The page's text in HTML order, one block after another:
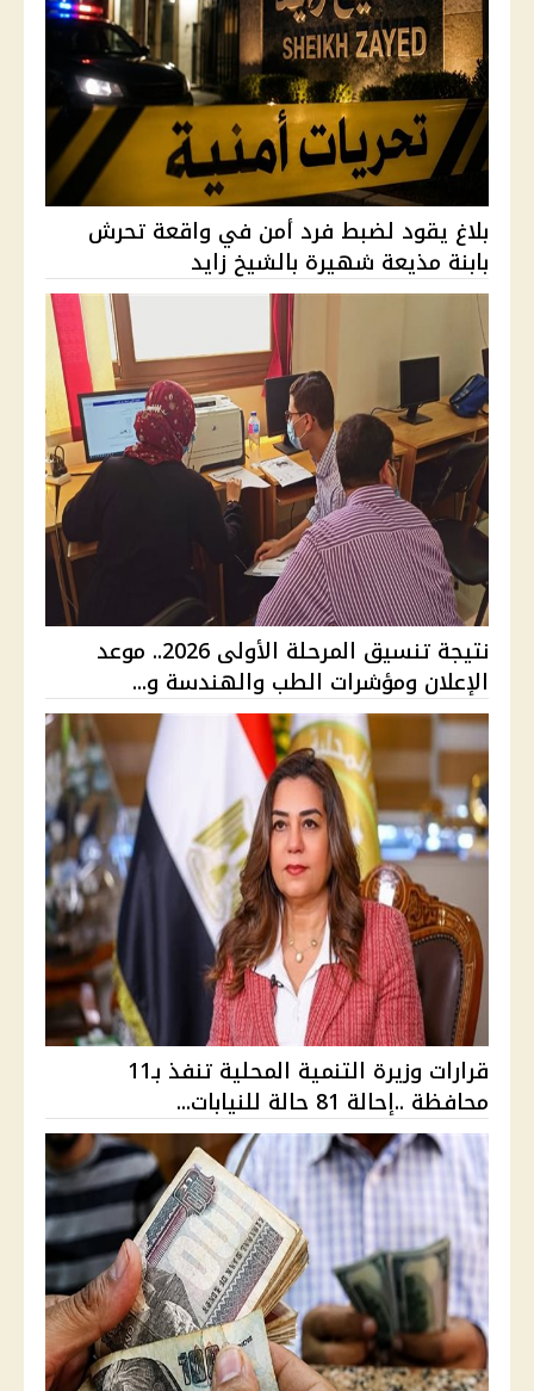
بلاغ يقود لضبط فرد أمن في واقعة تحرش
بابنة مذيعة شهيرة بالشيخ زايد
نتيجة تنسيق المرحلة الأولى 2026.. موعد
الإعلان ومؤشرات الطب والهندسة و...
قرارات وزيرة التنمية المحلية تنفذ بـ11
محافظة ..إحالة 81 حالة للنيابات...